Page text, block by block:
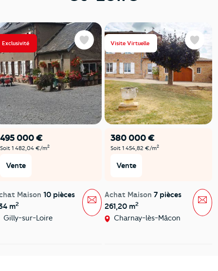
Exclusivité
495 000 €
Soit 1 482,04 €/m2
Vente
Maison 10 pièces
m2
Gilly-sur-Loire
Favoris
Message
Visite Virtuelle
380 000 €
Soit 1 454,82 €/m2
Vente
Achat Maison 7 pièces
261,20 m2
Charnay-lès-Mâcon
Favoris